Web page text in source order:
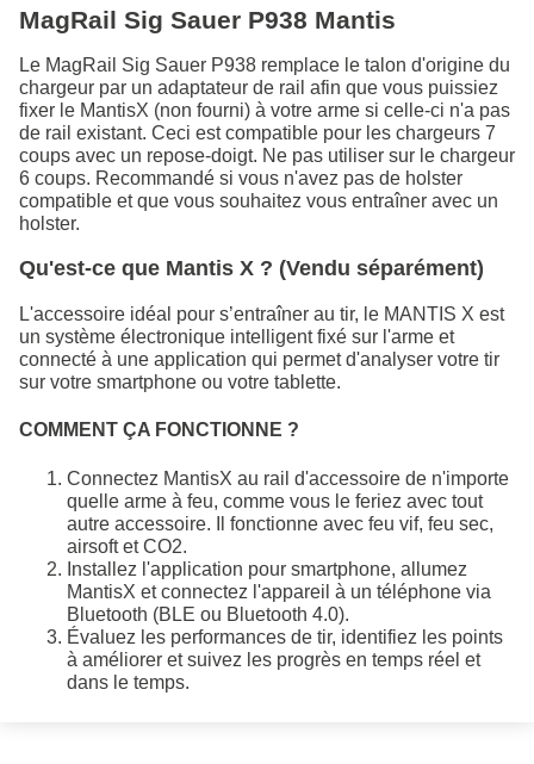
MagRail Sig Sauer P938 Mantis
Le MagRail Sig Sauer P938 remplace le talon d'origine du
chargeur par un adaptateur de rail afin que vous puissiez
fixer le MantisX (non fourni) à votre arme si celle-ci n'a pas
de rail existant. Ceci est compatible pour les chargeurs 7
coups avec un repose-doigt. Ne pas utiliser sur le chargeur
6 coups. Recommandé si vous n'avez pas de holster
compatible et que vous souhaitez vous entraîner avec un
holster.
Qu'est-ce que Mantis X ? (Vendu séparément)
L'accessoire idéal pour s’entraîner au tir, le MANTIS X est
un système électronique intelligent fixé sur l'arme et
connecté à une application qui permet d'analyser votre tir
sur votre smartphone ou votre tablette.
COMMENT ÇA FONCTIONNE ?
Connectez MantisX au rail d'accessoire de n'importe
quelle arme à feu, comme vous le feriez avec tout
autre accessoire. Il fonctionne avec feu vif, feu sec,
airsoft et CO2.
Installez l'application pour smartphone, allumez
MantisX et connectez l'appareil à un téléphone via
Bluetooth (BLE ou Bluetooth 4.0).
Évaluez les performances de tir, identifiez les points
à améliorer et suivez les progrès en temps réel et
dans le temps.